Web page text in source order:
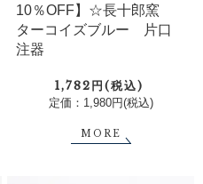
10％OFF】☆長十郎窯
ターコイズブルー 片口
注器
1,782円(税込)
定価：1,980円(税込)
MORE